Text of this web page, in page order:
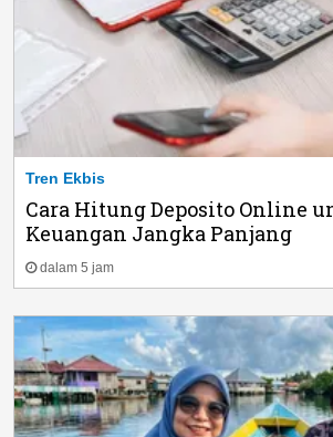
Tren Ekbis
Cara Hitung Deposito Online
Keuangan Jangka Panjang
dalam 5 jam